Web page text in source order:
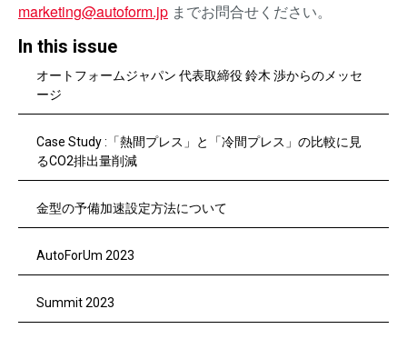
marketing@autoform.jp までお問合せください。
In this issue
オートフォームジャパン 代表取締役 鈴木 渉からのメッセ
ージ
Case Study :「熱間プレス」と「冷間プレス」の比較に見
るCO2排出量削減
金型の予備加速設定方法について
AutoForUm 2023
Summit 2023